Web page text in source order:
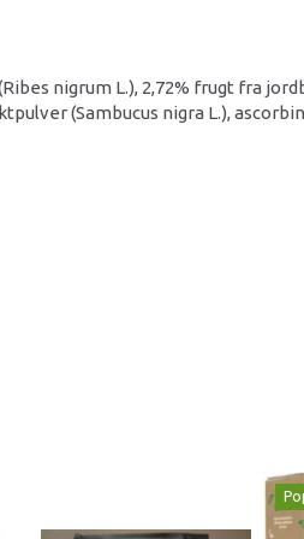
nigrum L.), 2,72% frugt fra
(Sambucus nigra L.),